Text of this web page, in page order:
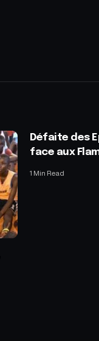
Défaite des
face aux
1 Min Read